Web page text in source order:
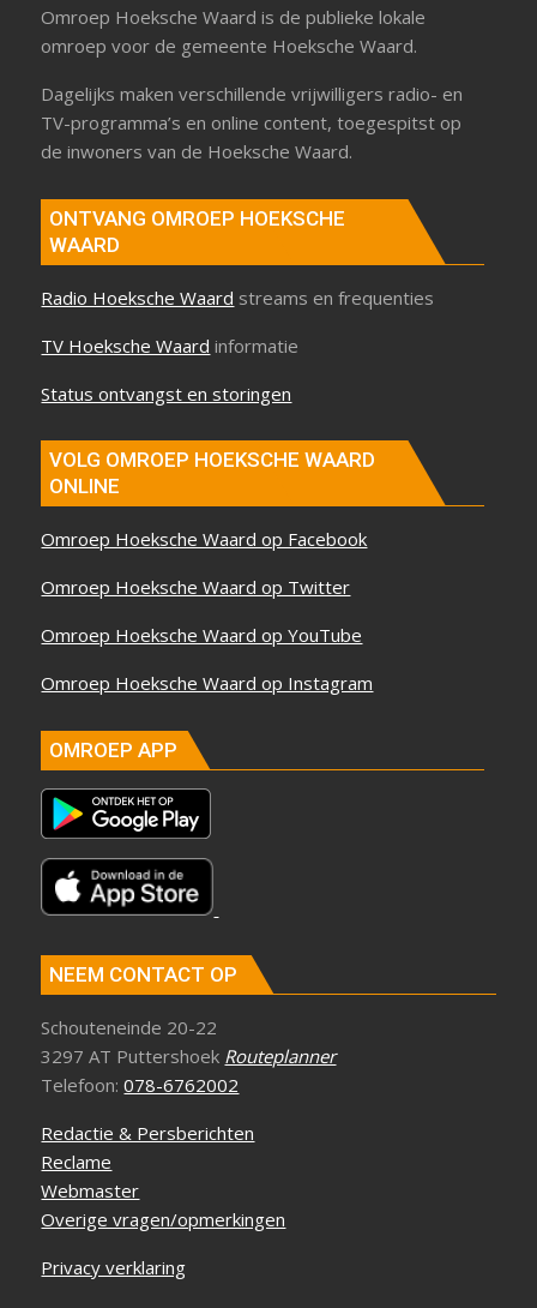
Omroep Hoeksche Waard is de publieke lokale
omroep voor de gemeente Hoeksche Waard.
Dagelijks maken verschillende vrijwilligers radio- en
TV-programma’s en online content, toegespitst op
de inwoners van de Hoeksche Waard.
ONTVANG OMROEP HOEKSCHE
WAARD
Radio Hoeksche Waard streams en frequenties
TV Hoeksche Waard informatie
Status ontvangst en storingen
VOLG OMROEP HOEKSCHE WAARD
ONLINE
Omroep Hoeksche Waard op Facebook
Omroep Hoeksche Waard op Twitter
Omroep Hoeksche Waard op YouTube
Omroep Hoeksche Waard op Instagram
OMROEP APP
NEEM CONTACT OP
Schouteneinde 20-22
3297 AT Puttershoek Routeplanner
Telefoon:078-6762002
Redactie & Persberichten
Reclame
Webmaster
Overige vragen/opmerkingen
Privacy verklaring